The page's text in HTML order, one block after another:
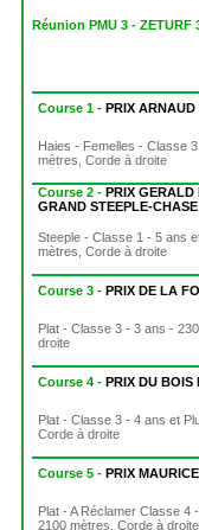
Réunion PMU 3 - ZETURF
Course 1 -PRIX ARNAUD
Haies - Femelles - Classe
mètres, Corde à droite
Course 2 -PRIX GERALD
GRAND STEEPLE-
Steeple - Classe 1 - 5 ans
mètres, Corde à droite
Course 3 -PRIX DE LA
Plat - Classe 3 - 3 ans -
droite
Course 4 -PRIX DU BOIS
Plat - Classe 3 - 4 ans et
Corde à droite
Course 5 -PRIX
Plat - A Réclamer Classe 4
2100 mètres, Corde à droite